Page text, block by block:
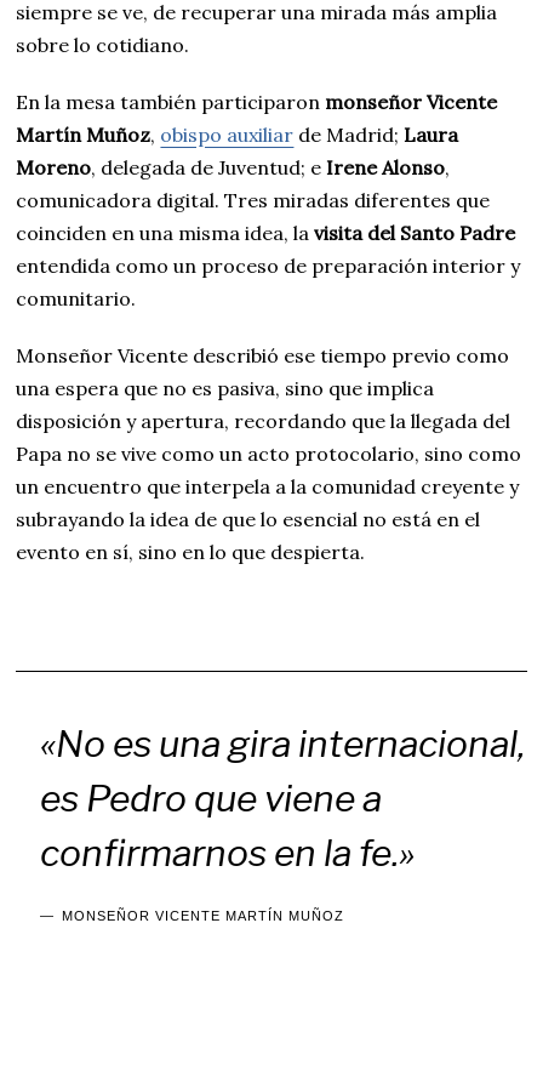
siempre se ve, de recuperar una mirada más amplia
sobre lo cotidiano.
En la mesa también participaron monseñor Vicente
Martín Muñoz, obispo auxiliar de Madrid; Laura
Moreno, delegada de Juventud; e Irene Alonso,
comunicadora digital. Tres miradas diferentes que
coinciden en una misma idea, lavisita del Santo Padre
entendida como un proceso de preparación interior y
comunitario.
Monseñor Vicente describió ese tiempo previo como
una espera que no es pasiva, sino que implica
disposición y apertura, recordando que la llegada del
Papa no se vive como un acto protocolario, sino como
un encuentro que interpela a la comunidad creyente y
subrayando la idea de que lo esencial no está en el
evento en sí, sino en lo que despierta.
«No es una gira internacional,
es Pedro que viene a
confirmarnos en la fe.»
MONSEÑOR VICENTE MARTÍN MUÑOZ